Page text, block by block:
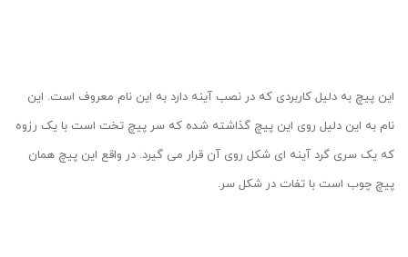
این پیچ به دلیل کاربردی که در نصب آینه دارد به این نام معروف است. این
نام به این دلیل روی این پیچ گذاشته شده که سر پیچ تخت است با یک رزوه
که یک سری گرد آینه ای شکل روی آن قرار می گیرد. در واقع این پیچ همان
پیچ چوب است با تفات در شکل سر.